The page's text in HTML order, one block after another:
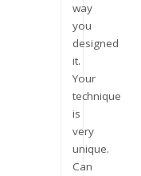
way
you
designed
it.
Your
technique
is
very
unique.
Can